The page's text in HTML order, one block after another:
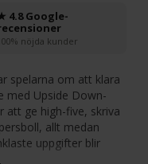
4.8 Google-
100% nöjda kunder
spelarna om att klara
med Upside Down-
att ge high-five, skriva
allt medan
uppgifter blir